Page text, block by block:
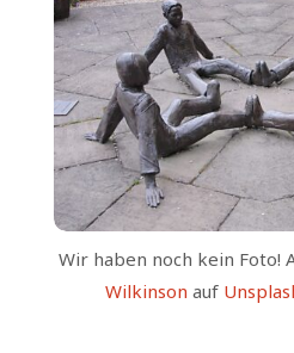
Wir haben noch kein Foto!
Wilkinson auf